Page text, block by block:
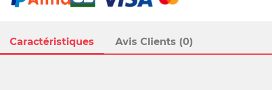
Caractéristiques Avis Clients (0)